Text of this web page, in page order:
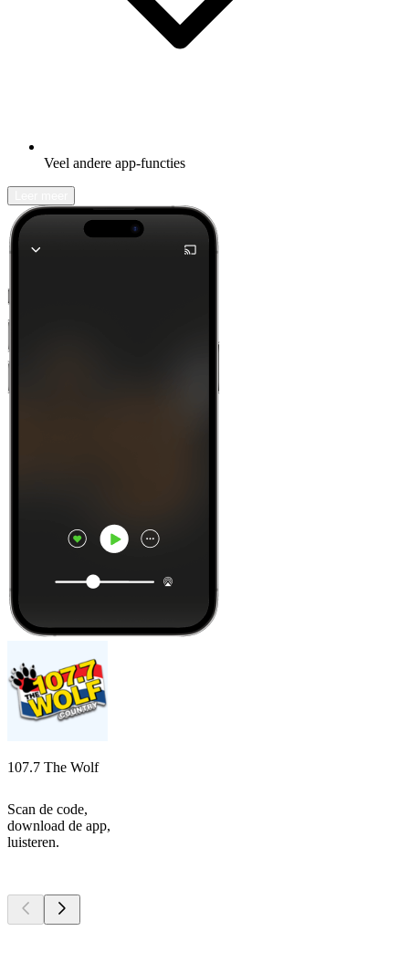
Veel andere app-functies
107.7 The Wolf
Scan de code,
download de app,
luisteren.